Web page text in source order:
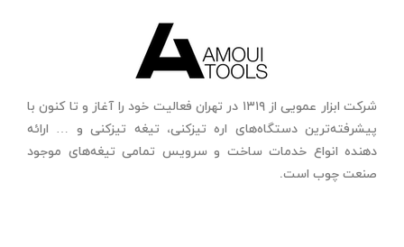
شرکت ابزار عمویی از ۱۳۱۹ در تهران فعالیت خود را آغاز و تا کنون با
پیشرفته‌ترین دستگاه‌های اره تیزکنی، تیغه تیزکنی و … ارائه
دهنده انواع خدمات ساخت و سرویس تمامی تیغه‌های موجود
صنعت چوب است.